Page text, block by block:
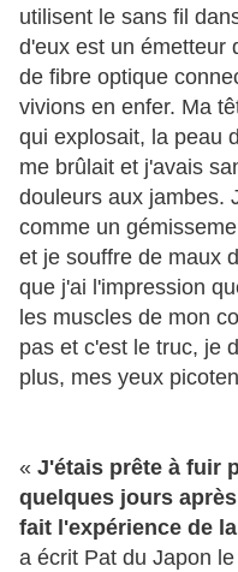
utilisent le sans fil
d'eux est un émetteur
de fibre optique
vivions en enfer. Ma
qui explosait, la peau
me brûlait et j'avais
douleurs aux jambes.
comme un
et je souffre de maux
que j'ai l'impression
les muscles de mon
pas et c'est le truc, je
plus, mes yeux
« J'étais prête à fuir
quelques jours
fait l'expérience de
a écrit Pat du Japon